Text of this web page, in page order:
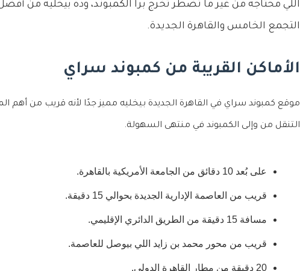
اللي محتاجه من غير ما تضطر تخرج برا الكمبوند، وده بيخليه من
التجمع الخامس والقاهرة الجديدة.
الأماكن القريبة من كمبوند سراي
موقع كمبوند سراي في القاهرة الجديدة بيخليه مميز جدًا لأنه قريب من أهم
التنقل من وإلى الكمبوند في منتهى السهولة.
على بُعد 10 دقائق من الجامعة الأمريكية بالقاهرة.
قريب من العاصمة الإدارية الجديدة بحوالي 15 دقيقة.
مسافة 15 دقيقة من الطريق الدائري الإقليمي.
قريب من محور محمد بن زايد اللي بيوصل للعاصمة.
20 دقيقة من مطار القاهرة الدولي.